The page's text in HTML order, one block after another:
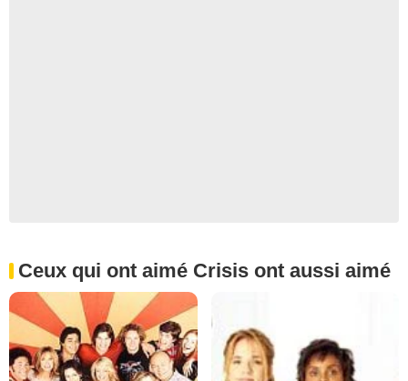
Ceux qui ont aimé Crisis ont aussi aimé